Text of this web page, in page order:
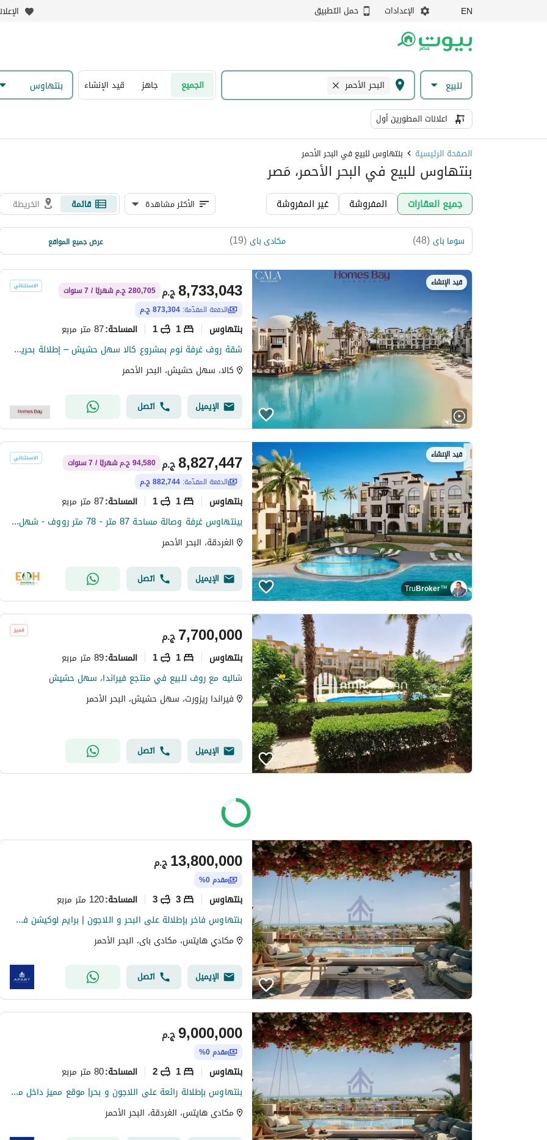
EN الإعدادات حمل التطبيق
للبيع البحر الأحمر الجميع جاهز قيد الإنشاء بنتهاوس
اعلانات المطورين أول
الصفحة الرئيسية بنتهاوس للبيع في البحر الأحمر
بنتهاوس للبيع في البحر الأحمر، مَصر
جميع العقارات المفروشة غير المفروشة الأكثر مشاهدة قائمة الخريطة
سوما باى(
48
) مكادى باى(
19
) الجونة
(
15
)
سهل حشيش
(
10
)
عرض جميع المواقع
قيد الإنشاء
ج.م8,733,043
280,705 ج.م شهريًا / 7 سنوات
الدفعة المقدّمة: 873,304 ج.م
بنتهاوس 1
1 المساحة:87 متر مربع
شقة روف غرفة نوم بمشروع كالا سهل حشيش – إطلالة بحرية من الروف
كالا، سهل حشيش، البحر الأحمر
الإيميل اتصل
قيد الإنشاء
TruBroker™
ج.م8,827,447
94,580 ج.م شهريًا / 7 سنوات
الدفعة المقدّمة: 882,744 ج.م
بنتهاوس 1
1 المساحة:87 متر مربع
بينتهاوس غرفة وصالة مساحة 87 متر - 78 متر رووف - شهل حشيش
الغردقة، البحر الأحمر
الإيميل اتصل
ج.م7,700,000
بنتهاوس 1
1 المساحة:89 متر مربع
شاليه مع روف للبيع في منتجع فيراندا، سهل حشيش
فيراندا ريزورت، سهل حشيش، البحر الأحمر
الإيميل اتصل
ج.م13,800,000
مقدم 0%
بنتهاوس 3
3 المساحة:120 متر مربع
بنتهاوس فاخر بإطلالة على البحر و اللاجون | برايم لوكيشن في مكادي هايتس بافضل سعر و اطول فتره سداد كامل التشطيب
مكادي هايتس، مكادى باى، البحر الأحمر
الإيميل اتصل
ج.م9,000,000
مقدم 0%
بنتهاوس 1
2 المساحة:80 متر مربع
بنتهاوس بإطلالة رائعة على اللاجون و بحر| موقع مميز داخل مكادي هايتس البحر الاحمر
مكادى هايتس، الغردقة، البحر الأحمر